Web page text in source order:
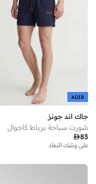
ADIB
جاك اند جونز
شورت سباحة برباط كاجوال
83
على وشك النفاد